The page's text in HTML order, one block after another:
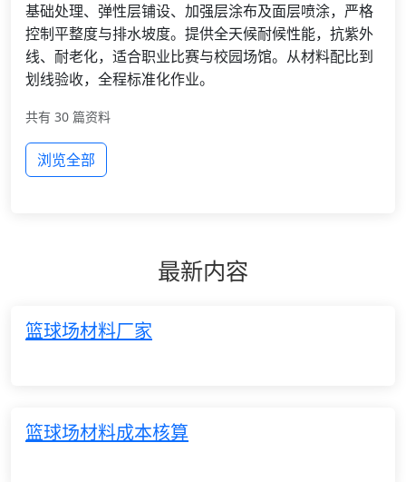
基础处理、弹性层铺设、加强层涂布及面层喷涂，严格
控制平整度与排水坡度。提供全天候耐候性能，抗紫外
线、耐老化，适合职业比赛与校园场馆。从材料配比到
划线验收，全程标准化作业。
共有 30 篇资料
浏览全部
最新内容
篮球场材料厂家
篮球场材料成本核算